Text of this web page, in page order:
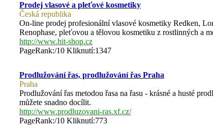
Prodej vlasové a pleťové kosmetiky
Česká republika
On-line prodej profesionální vlasové kosmetiky Redken,
Renophase, pleťovou a tělovou kosmetiku z rostlinných a
http://www.hit-shop.cz
PageRank:/10 Kliknutí:1347
Prodlužování řas, prodlužování řas Praha
Praha
Prodlužování řas metodou řasa na řasu - krásné a husté
můžete snadno docílit.
http://www.prodluzovani-ras.xf.cz/
PageRank:/10 Kliknutí:773